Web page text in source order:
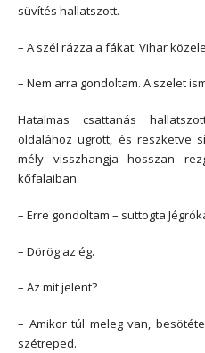
süvítés hallatszott.
– A szél rázza a fákat. Vihar
– Nem arra gondoltam. A szelet
Hatalmas csattanás
oldalához ugrott, és reszketve
mély visszhangja hosszan
kőfalaiban.
– Erre gondoltam – suttogta
– Dörög az ég.
– Az mit jelent?
– Amikor túl meleg van,
szétreped.